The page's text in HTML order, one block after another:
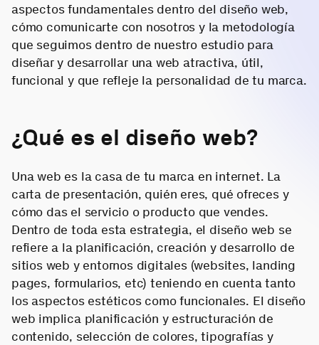
aspectos fundamentales dentro del diseño web,
cómo comunicarte con nosotros y la metodología
que seguimos dentro de nuestro estudio para
diseñar y desarrollar una web atractiva, útil,
funcional y que refleje la personalidad de tu marca.
¿Qué es el diseño web?
Una web es la casa de tu marca en internet. La
carta de presentación, quién eres, qué ofreces y
cómo das el servicio o producto que vendes.
Dentro de toda esta estrategia, el diseño web se
refiere a la planificación, creación y desarrollo de
sitios web y entornos digitales (websites, landing
pages, formularios, etc) teniendo en cuenta tanto
los aspectos estéticos como funcionales. El diseño
web implica planificación y estructuración de
contenido, selección de colores, tipografías y